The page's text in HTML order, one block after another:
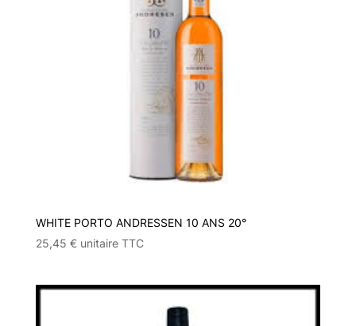
WHITE PORTO ANDRESSEN 10 ANS 20°
25,45 €unitaire TTC